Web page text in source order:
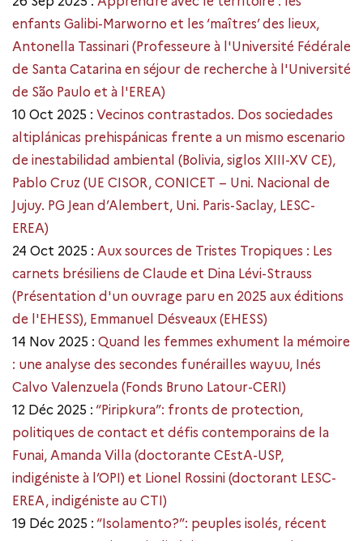
enfants Galibi-Marworno et les ‘maîtres’ des lieux,
Antonella Tassinari (Professeure à l'Université Fédérale
de Santa Catarina en séjour de recherche à l'Université
de São Paulo et à l'EREA)
10 Oct 2025 : Vecinos contrastados. Dos sociedades
altiplánicas prehispánicas frente a un mismo escenario
de inestabilidad ambiental (Bolivia, siglos XIII-XV CE),
Pablo Cruz (UE CISOR, CONICET – Uni. Nacional de
Jujuy. PG Jean d’Alembert, Uni. Paris-Saclay, LESC-
EREA)
24 Oct 2025 : Aux sources de Tristes Tropiques : Les
carnets brésiliens de Claude et Dina Lévi-Strauss
(Présentation d'un ouvrage paru en 2025 aux éditions
de l'EHESS), Emmanuel Désveaux (EHESS)
14 Nov 2025 : Quand les femmes exhument la mémoire
: une analyse des secondes funérailles wayuu, Inés
Calvo Valenzuela (Fonds Bruno Latour-CERI)
12 Déc 2025 : “Piripkura”: fronts de protection,
politiques de contact et défis contemporains de la
Funai, Amanda Villa (doctorante CEstA-USP,
indigéniste à l’OPI) et Lionel Rossini (doctorant LESC-
EREA, indigéniste au CTI)
19 Déc 2025 : “Isolamento?”: peuples isolés, récent